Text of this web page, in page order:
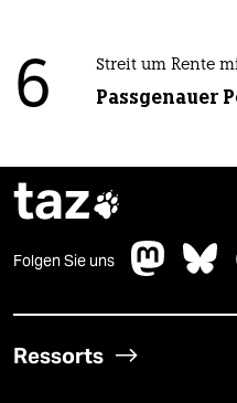
6 Streit um Rente
Passgenauer
taz
Folgen Sie uns
Ressorts